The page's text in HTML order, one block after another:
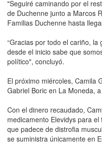
"Seguiré caminando por el
de Duchenne junto a Marcos
Familias Duchenne hasta
“Gracias por todo el cariño,
desde el inicio sabe que
político", concluyó.
El próximo miércoles, Camila
Gabriel Boric en La Moneda,
Con el dinero recaudado,
medicamento Elevidys para
que padece de distrofia
se suministra únicamente en